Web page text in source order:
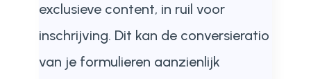
exclusieve content, in ruil voor
inschrijving. Dit kan de conversieratio
van je formulieren aanzienlijk